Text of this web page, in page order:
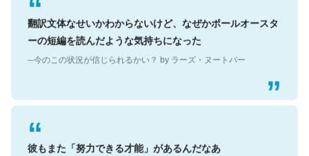
翻訳文体なせいかわからないけど、なぜかポールオースタ
ーの短編を読んだような気持ちになった
─今のこの状況が信じられるかい？ by ラーズ・ヌートバー
彼もまた「努力できる才能」があるんだなあ